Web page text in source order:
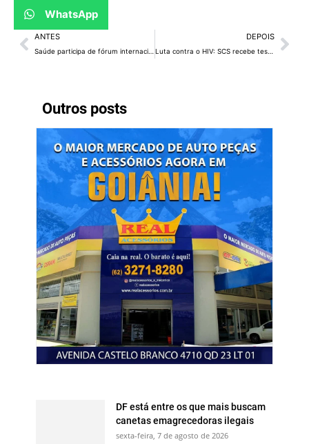
Outros posts
DF está entre os que mais buscam
canetas emagrecedoras ilegais
sexta-feira, 7 de agosto de 2026
WhatsApp
ANTES DEPOIS
Luta contra o HIV: SCS recebe testagem rápida na segunda-feira